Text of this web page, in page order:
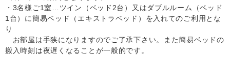
・3名様ご1室…ツイン（ベッド2台）又はダブルルーム（ベッド
1台）に簡易ベッド（エキストラベッド）を入れてのご利用とな
り
お部屋は手狭になりますのでご了承下さい。また簡易ベッドの
搬入時刻は夜遅くなることが一般的です。